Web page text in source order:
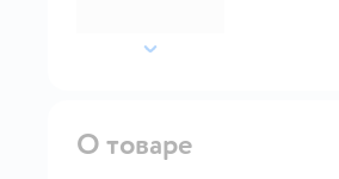
далее
О товаре